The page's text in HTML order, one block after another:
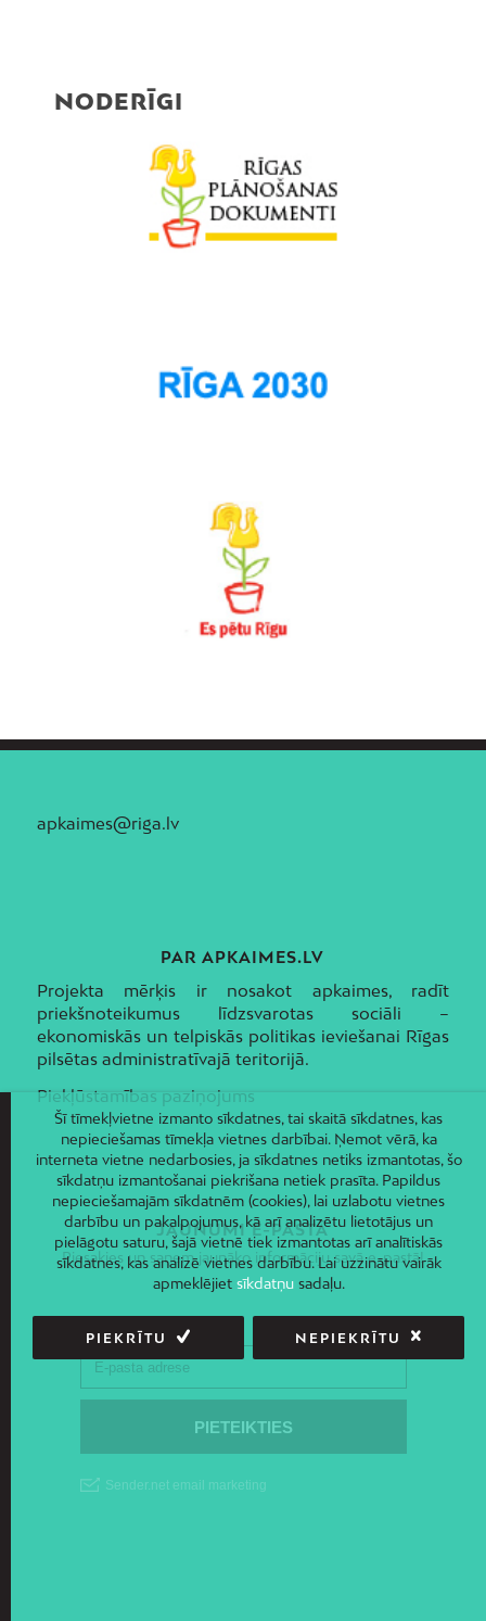
NODERĪGI
apkaimes@riga.lv
PAR APKAIMES.LV
Projekta mērķis ir nosakot apkaimes, radīt
priekšnoteikumus līdzsvarotas sociāli –
ekonomiskās un telpiskās politikas ieviešanai Rīgas
pilsētas administratīvajā teritorijā.
Piekļūstamības paziņojums
JAUNUMI E-PASTĀ
Piesakies un saņem jaunāko informāciju savā e-pastā!
Šī tīmekļvietne izmanto sīkdatnes, tai skaitā sīkdatnes, kas
nepieciešamas tīmekļa vietnes darbībai. Ņemot vērā, ka
interneta vietne nedarbosies, ja sīkdatnes netiks izmantotas, šo
sīkdatņu izmantošanai piekrišana netiek prasīta. Papildus
nepieciešamajām sīkdatnēm (cookies), lai uzlabotu vietnes
darbību un pakalpojumus, kā arī analizētu lietotājus un
pielāgotu saturu, šajā vietnē tiek izmantotas arī analītiskās
sīkdatnes, kas analizē vietnes darbību. Lai uzzinātu vairāk
apmeklējiet sīkdatņusadaļu.
PIEKRĪTU NEPIEKRĪTU